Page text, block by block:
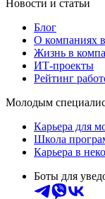
Новости и статьи
Блог
О компаниях
Жизнь в
ИТ-проекты
Рейтинг
Молодым
Карьера для
Школа
Карьера в
Боты для